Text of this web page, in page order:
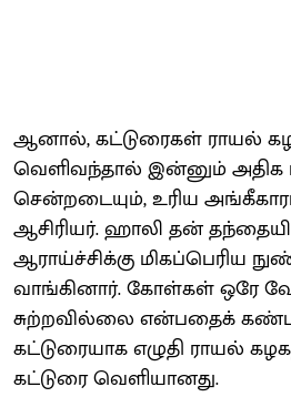
ஆனால், கட்டுரைகள் ராயல்
வெளிவந்தால் இன்னும்
சென்றடையும், உரிய
ஆசிரியர். ஹாலி தன்
ஆராய்ச்சிக்கு மிகப்பெரிய
வாங்கினார். கோள்கள் ஒரே
சுற்றவில்லை என்பதைக்
கட்டுரையாக எழுதி ராயல்
கட்டுரை வெளியானது.